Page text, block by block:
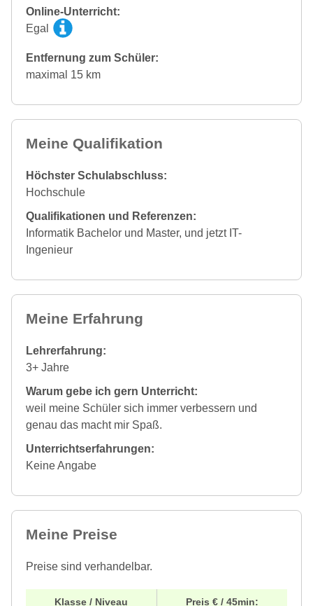
Online-Unterricht:
Egal
Entfernung zum Schüler:
maximal 15 km
Meine Qualifikation
Höchster Schulabschluss:
Hochschule
Qualifikationen und Referenzen:
Informatik Bachelor und Master, und jetzt IT-
Ingenieur
Meine Erfahrung
Lehrerfahrung:
3+ Jahre
Warum gebe ich gern Unterricht:
weil meine Schüler sich immer verbessern und
genau das macht mir Spaß.
Unterrichtserfahrungen:
Keine Angabe
Meine Preise
Preise sind verhandelbar.
Klasse / Niveau Preis € / 45min: